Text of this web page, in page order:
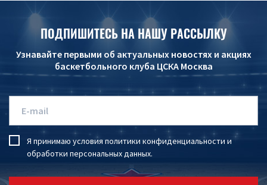
ПОДПИШИТЕСЬ НА НАШУ РАССЫЛКУ
Узнавайте первыми об актуальных новостях и акциях
баскетбольного клуба ЦСКА Москва
Я принимаю условия политики конфиденциальности и
обработки персональных данных.